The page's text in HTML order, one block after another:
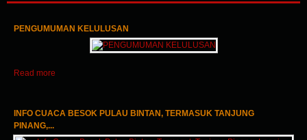
PENGUMUMAN KELULUSAN
Read more
INFO CUACA BESOK PULAU BINTAN, TERMASUK TANJUNG
PINANG,...